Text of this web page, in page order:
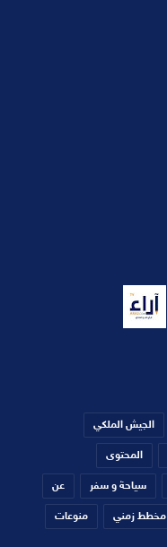
الجيش الملكي
المحتوى
سياحة و سفر عن
مخطط زمني منوعات